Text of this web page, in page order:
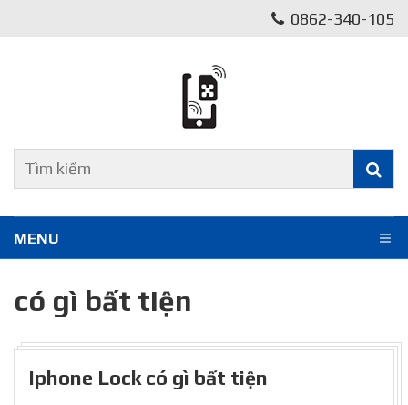
0862-340-105
MENU
có gì bất tiện
Iphone Lock có gì bất tiện